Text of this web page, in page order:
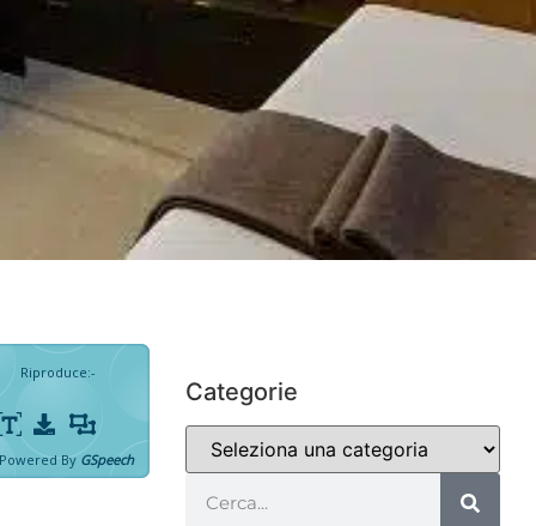
Riproduce:-
Powered By GSpeech
Categorie